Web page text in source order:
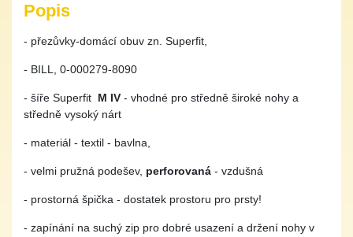
Popis
- přezůvky-domácí obuv zn. Superfit,
- BILL, 0-000279-8090
- šíře Superfit M IV - vhodné pro středně široké nohy a
středně vysoký nárt
- materiál - textil - bavlna,
- velmi pružná podešev, perforovaná - vzdušná
- prostorná špička - dostatek prostoru pro prsty!
- zapínání na suchý zip pro dobré usazení a držení nohy v